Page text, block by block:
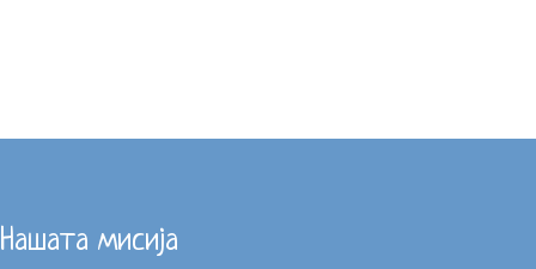
Нашата мисија